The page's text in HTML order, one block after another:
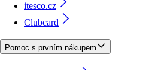
itesco.cz
Clubcard
Pomoc s prvním nákupem